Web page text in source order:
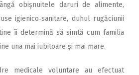
obişnuitele daruri de alimente,
igienico‑sanitare, duhul rugăciunii
îi determină să simtă cum familia
una mai iubitoare şi mai mare.
medicale voluntare au efectuat